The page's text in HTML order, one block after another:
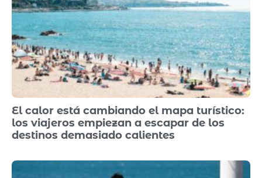
El calor está cambiando el mapa turístico:
los viajeros empiezan a escapar de los
destinos demasiado calientes